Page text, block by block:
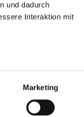
und dadurch
Interaktion mit
Marketing
s